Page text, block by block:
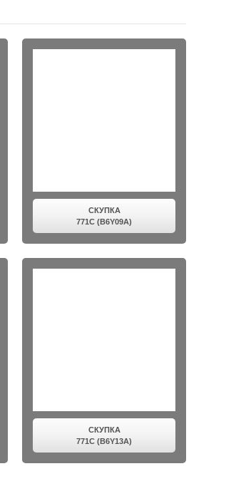
СКУПКА
771C (B6Y09A)
СКУПКА
771C (B6Y13A)